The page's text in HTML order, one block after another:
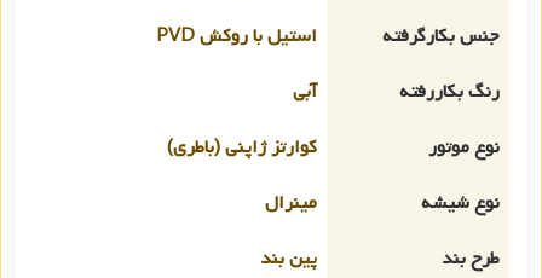
جنس بکارگرفته
استیل با روکش PVD
رنگ بکاررفته
آبی
نوع موتور
کوارتز ژاپنی (باطری)
نوع شیشه
مینرال
طرح بند
پین بند